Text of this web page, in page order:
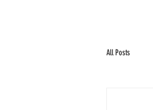
All Posts